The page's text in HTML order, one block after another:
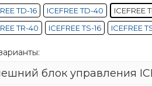
TD-16 ICEFREE TD-40
ICEFREE
TR-40
ICEFREE TS-16 ICEFREE